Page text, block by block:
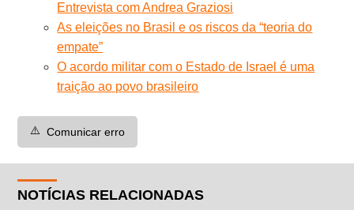
Entrevista com Andrea Graziosi
As eleições no Brasil e os riscos da “teoria do
empate”
O acordo militar com o Estado de Israel é uma
traição ao povo brasileiro
⚠️ Comunicar erro
NOTÍCIAS RELACIONADAS